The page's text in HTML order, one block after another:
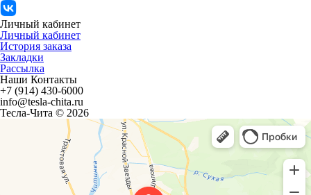
Личный кабинет
Личный кабинет
История заказа
Закладки
Рассылка
Наши Контакты
+7 (914) 430-6000
info@tesla-chita.ru
Тесла-Чита © 2026